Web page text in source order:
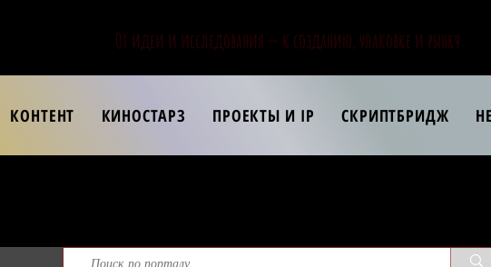
От идеи и исследования — к созданию, упаковке и рынку
КОНТЕНТ КИНОСТАРЗ ПРОЕКТЫ И IP СКРИПТБРИДЖ